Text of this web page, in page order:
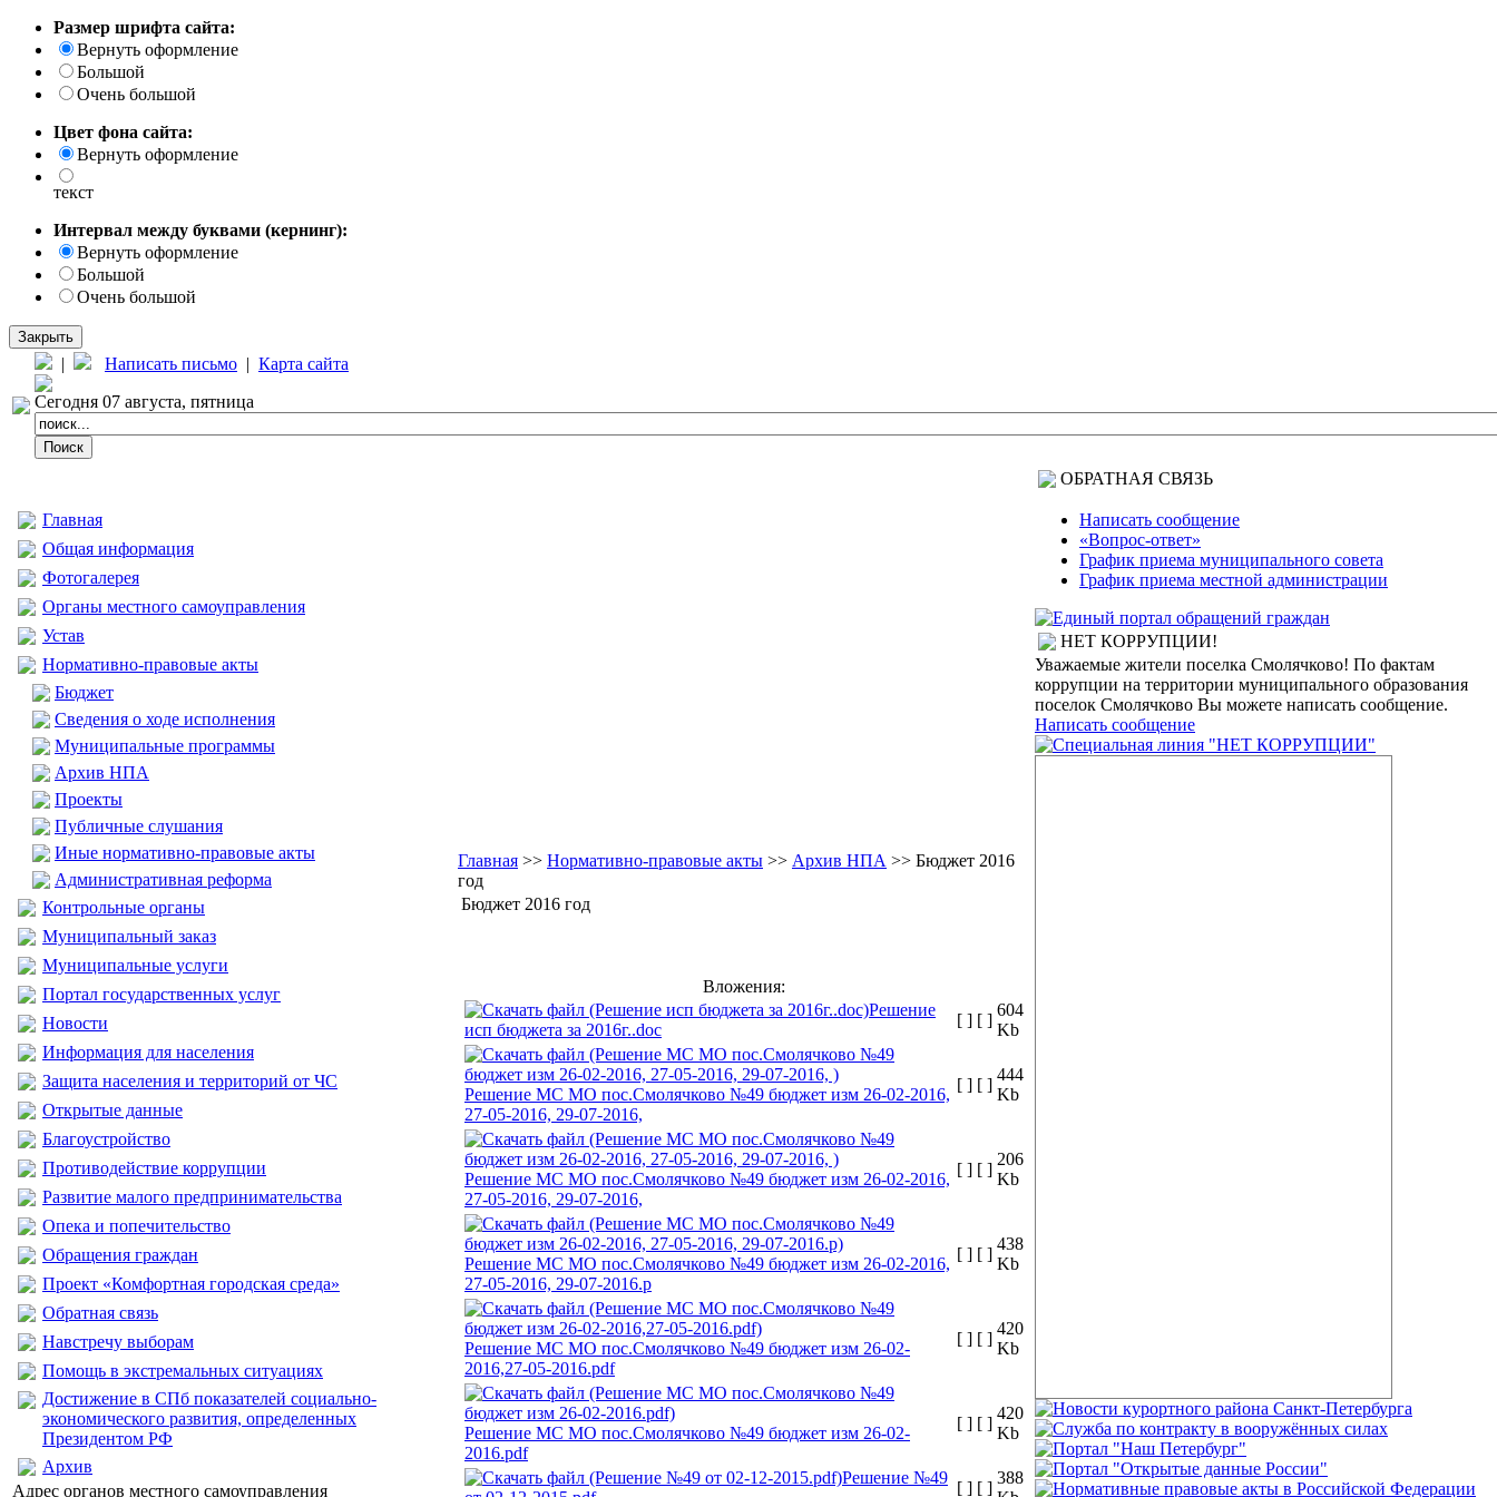
Размер шрифта сайта:
Вернуть оформление
Большой
Очень большой
Цвет фона сайта:
Вернуть оформление
текст
Интервал между буквами (кернинг):
Вернуть оформление
Большой
Очень большой
Закрыть
| Написать письмо | Карта сайта
Сегодня 07 августа, пятница
Главная
Общая информация
Фотогалерея
Органы местного самоуправления
Устав
Нормативно-правовые акты
Бюджет
Сведения о ходе исполнения
Муниципальные программы
Архив НПА
Проекты
Публичные слушания
Иные нормативно-правовые акты
Административная реформа
Контрольные органы
Муниципальный заказ
Муниципальные услуги
Портал государственных услуг
Новости
Информация для населения
Защита населения и территорий от ЧС
Открытые данные
Благоустройство
Противодействие коррупции
Развитие малого предпринимательства
Опека и попечительство
Обращения граждан
Проект «Комфортная городская среда»
Обратная связь
Навстречу выборам
Помощь в экстремальных ситуациях
Достижение в СПб показателей социально-
экономического развития, определенных
Президентом РФ
Архив
Адрес органов местного самоуправления
Главная >> Нормативно-правовые акты >> Архив НПА >> Бюджет 2016
год
Бюджет 2016 год
Вложения:
Решение
исп бюджета за 2016г..doc
[ ] [ ]
604
Kb
Решение МС МО пос.Смолячково №49 бюджет изм 26-02-2016,
27-05-2016, 29-07-2016,
[ ] [ ]
444
Kb
Решение МС МО пос.Смолячково №49 бюджет изм 26-02-2016,
27-05-2016, 29-07-2016,
[ ] [ ]
206
Kb
Решение МС МО пос.Смолячково №49 бюджет изм 26-02-2016,
27-05-2016, 29-07-2016.p
[ ] [ ]
438
Kb
Решение МС МО пос.Смолячково №49 бюджет изм 26-02-
2016,27-05-2016.pdf
[ ] [ ]
420
Kb
Решение МС МО пос.Смолячково №49 бюджет изм 26-02-
2016.pdf
[ ] [ ]
420
Kb
Решение №49
[ ] [ ]
388
ОБРАТНАЯ СВЯЗЬ
Написать сообщение
«Вопрос-ответ»
График приема муниципального совета
График приема местной администрации
НЕТ КОРРУПЦИИ!
Уважаемые жители поселка Смолячково! По фактам
коррупции на территории муниципального образования
поселок Смолячково Вы можете написать сообщение.
Написать сообщение